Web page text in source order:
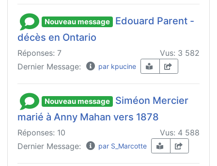
Nouveau message
Edouard Parent -
décès en Ontario
Réponses: 7
Vus: 3 582
Dernier Message:
par kpucine
Nouveau message
Siméon Mercier
marié à Anny Mahan vers 1878
Réponses: 10
Vus: 4 588
Dernier Message:
par S_Marcotte